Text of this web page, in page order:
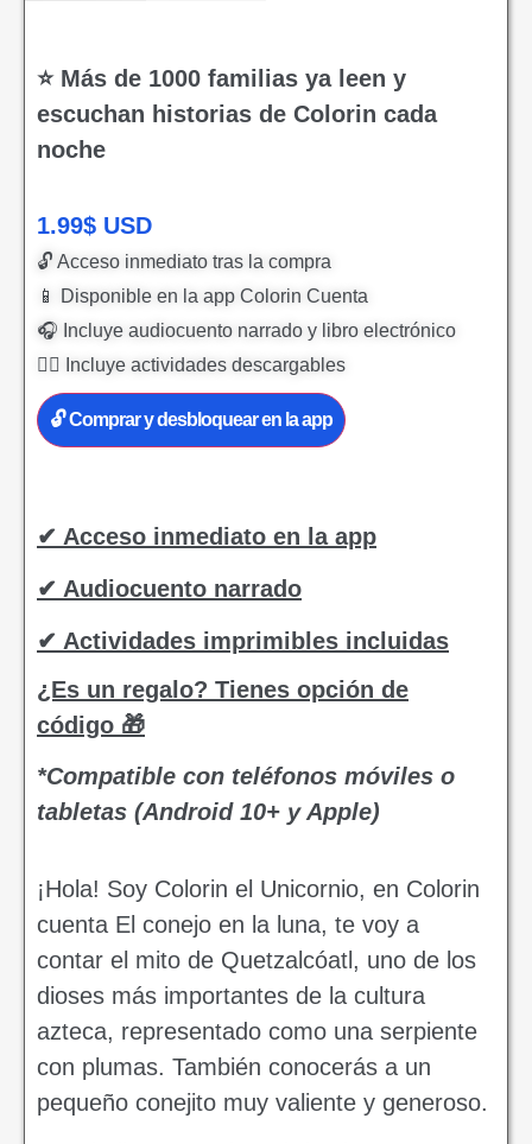
⭐ Más de 1000 familias ya leen y
escuchan historias de Colorin cada
noche
1.99$ USD
🔓 Acceso inmediato tras la compra
📱 Disponible en la app Colorin Cuenta
🎧 Incluye audiocuento narrado y libro electrónico
✍🏻 Incluye actividades descargables
🔓 Comprar y desbloquear en la app
✔ Acceso inmediato en la app
✔ Audiocuento narrado
✔ Actividades imprimibles incluidas
¿Es un regalo? Tienes opción de
código 🎁
*Compatible con teléfonos móviles o
tabletas (Android 10+ y Apple)
¡Hola! Soy Colorin el Unicornio, en Colorin
cuenta El conejo en la luna, te voy a
contar el mito de Quetzalcóatl, uno de los
dioses más importantes de la cultura
azteca, representado como una serpiente
con plumas. También conocerás a un
pequeño conejito muy valiente y generoso.